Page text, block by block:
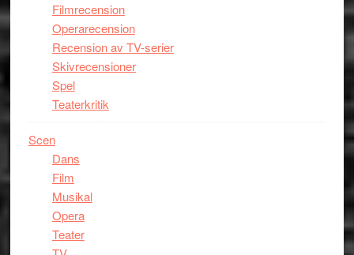
Filmrecension
Operarecension
Recension av TV-serier
Skivrecensioner
Spel
Teaterkritik
Scen
Dans
Film
Musikal
Opera
Teater